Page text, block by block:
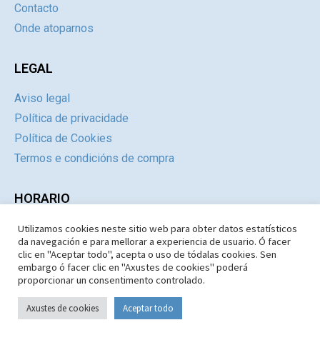
Contacto
Onde atoparnos
LEGAL
Aviso legal
Política de privacidade
Política de Cookies
Termos e condicións de compra
HORARIO
Día Mañás
Tardes
Luns a Xoves
09:30 – 14.30
Pechado
Venres e Sábados
09:30 – 14:30
Domingos e Festivos
09:30 – 14:30
Utilizamos cookies neste sitio web para obter datos estatísticos
da navegación e para mellorar a experiencia de usuario. Ó facer
clic en "Aceptar todo", acepta o uso de tódalas cookies. Sen
embargo ó facer clic en "Axustes de cookies" poderá
proporcionar un consentimento controlado.
Axustes de cookies Aceptar todo